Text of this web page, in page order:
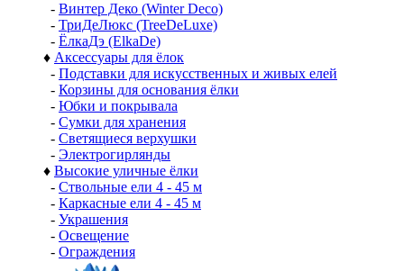
- Винтер Деко (Winter Deco)
- ТриДеЛюкс (TreeDeLuxe)
- ЁлкаДэ (ElkaDe)
♦ Аксессуары для ёлок
- Подставки для искусственных и живых елей
- Корзины для основания ёлки
- Юбки и покрывала
- Сумки для хранения
- Светящиеся верхушки
- Электрогирлянды
♦ Высокие уличные ёлки
- Ствольные ели 4 - 45 м
- Каркасные ели 4 - 45 м
- Украшения
- Освещение
- Ограждения